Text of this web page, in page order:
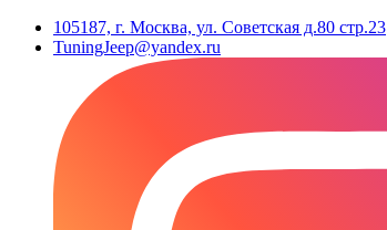
105187, г. Москва, ул. Советская д.80 стр.23
TuningJeep@yandex.ru